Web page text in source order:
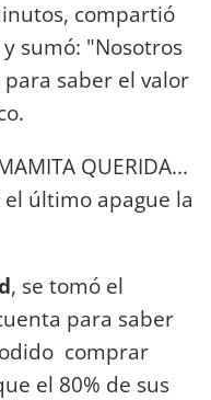
compartió
sumó: "Nosotros
saber el valor
QUERIDA...
el último apague la
, se tomó el
para saber
comprar
el 80% de sus